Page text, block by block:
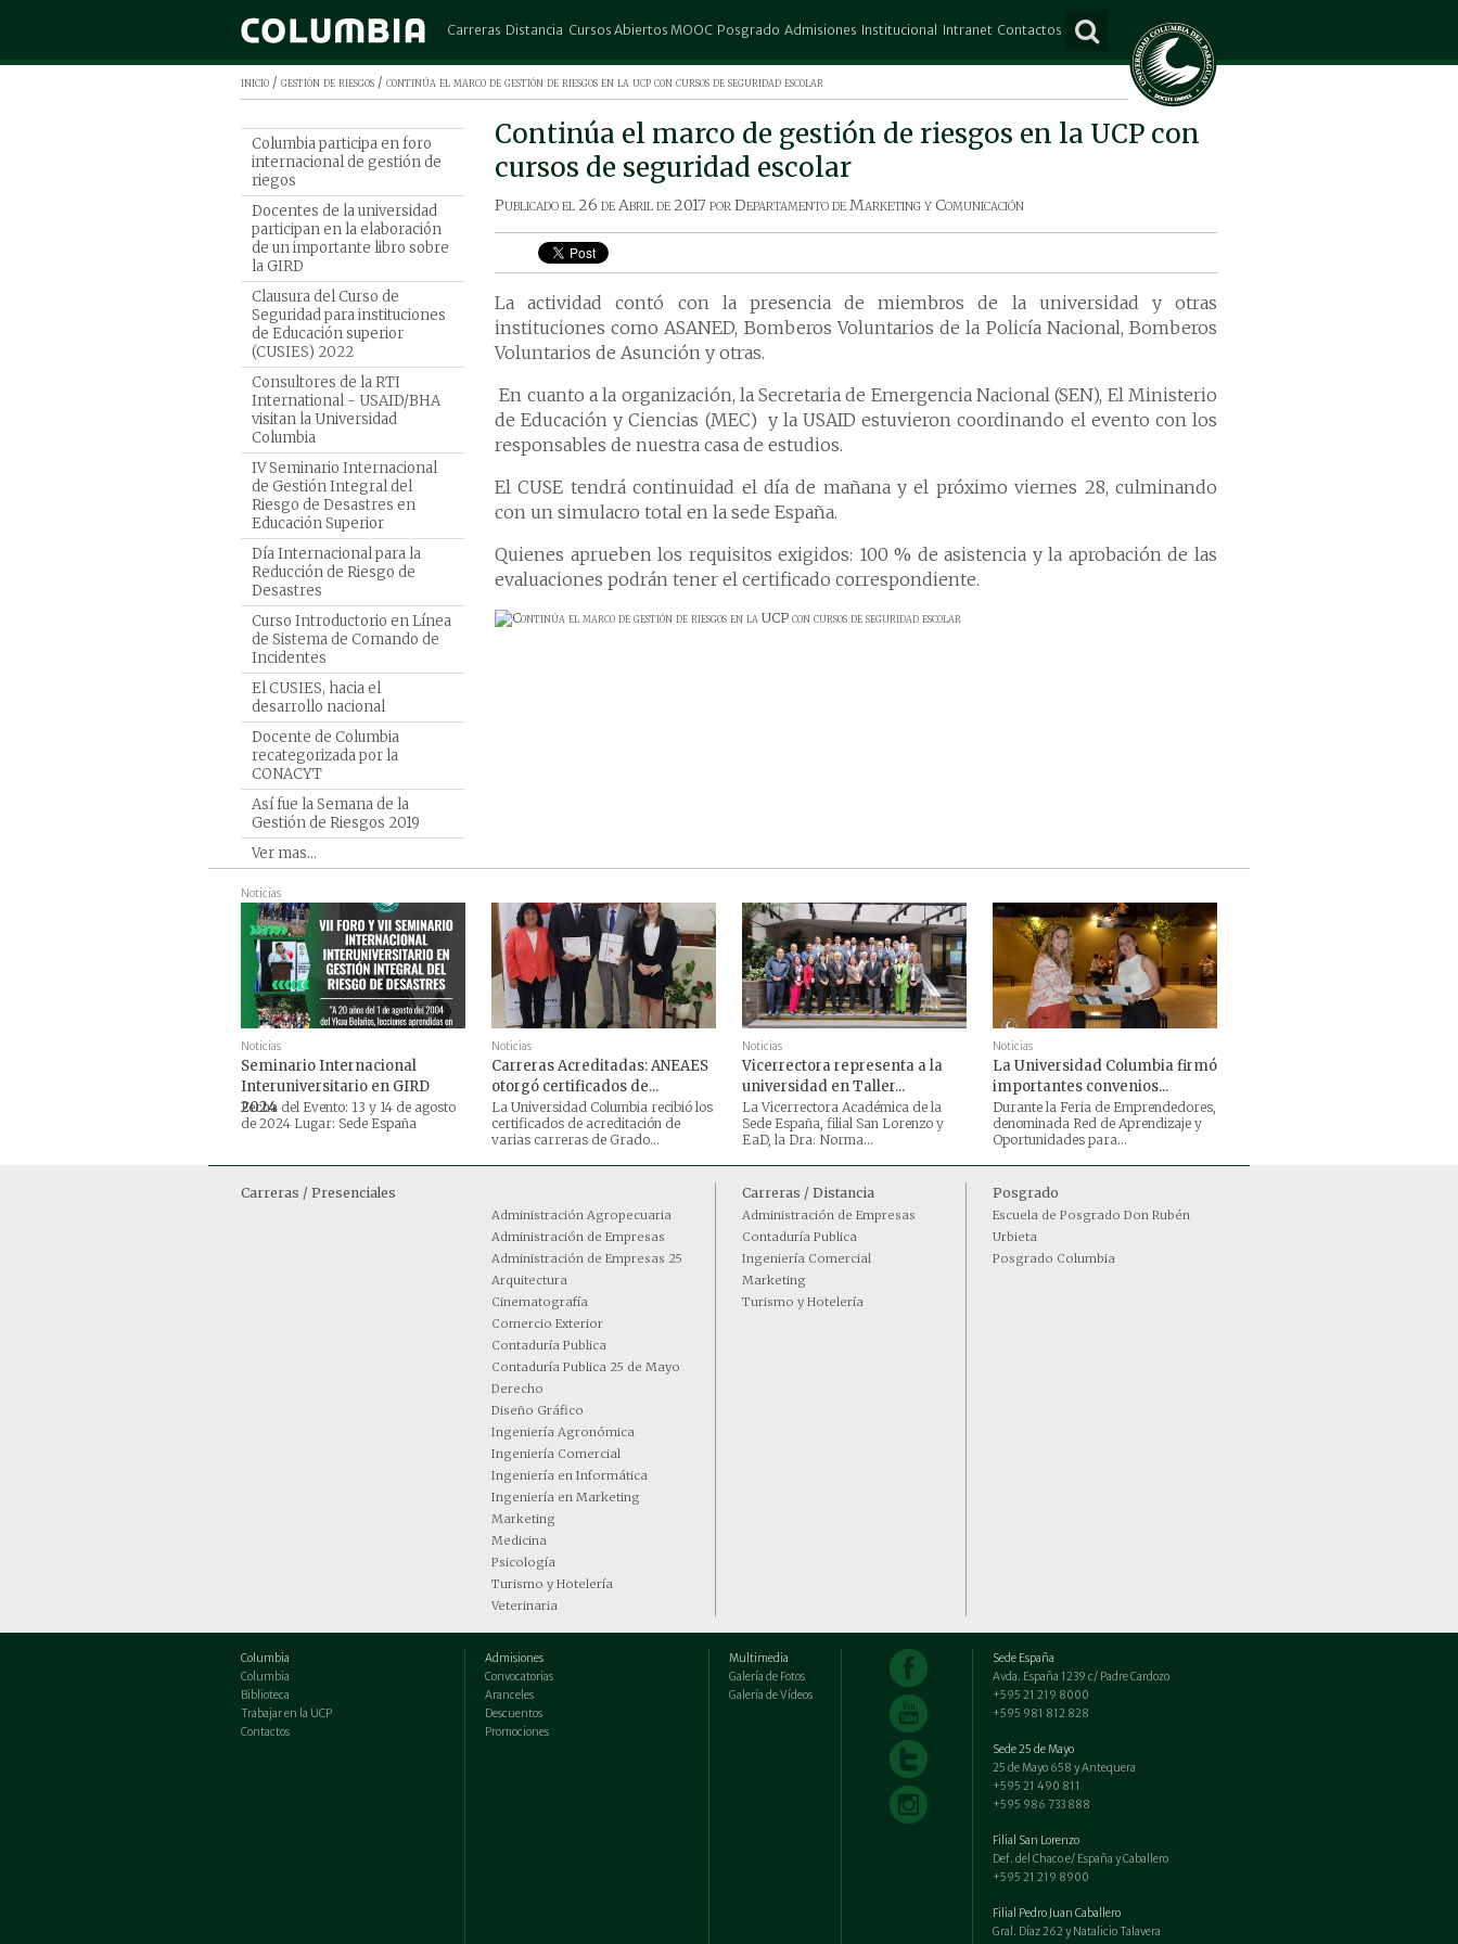
Carreras
Administración de Empresas
Cinematografía
Comercio Exterior
Contaduría Publica
Diseño Gráfico
Ingeniería Agronómica
Ingeniería Comercial
Ingeniería en Informática
Ingeniería en Marketing
Marketing
Medicina
Turismo y Hotelería
Veterinaria
Distancia
Administración de Empresas
Ingeniería Comercial
Marketing
Turismo y Hotelería
Cursos Abiertos MOOC Posgrado
Escuela de Posgrado Don Rubén
Posgrado Columbia
Admisiones
Preinscripción
Convocatorias
Aranceles
Descuentos
Institucional
Trabajar en la UCP
Revista Científica
Intranet
San Lorenzo
Contactos
inicio / gestión de riesgos / continúa el marco de gestión de riesgos en la ucp con cursos de seguridad escolar
Columbia participa en foro
internacional de gestión de
riegos
Docentes de la universidad
participan en la elaboración
de un importante libro sobre
la GIRD
Clausura del Curso de
Seguridad para instituciones
de Educación superior
(CUSIES) 2022
Consultores de la RTI
International - USAID/BHA
visitan la Universidad
Columbia
IV Seminario Internacional
de Gestión Integral del
Riesgo de Desastres en
Educación Superior
Día Internacional para la
Reducción de Riesgo de
Desastres
Curso Introductorio en Línea
de Sistema de Comando de
Incidentes
El CUSIES, hacia el
desarrollo nacional
Docente de Columbia
recategorizada por la
CONACYT
Así fue la Semana de la
Gestión de Riesgos 2019
Ver mas...
Continúa el marco de gestión de riesgos en la UCP con
cursos de seguridad escolar
Publicado el26 de Abril de 2017porDepartamento de Marketing y Comunicación
La actividad contó con la presencia de miembros de la universidad y otras
instituciones como ASANED, Bomberos Voluntarios de la Policía Nacional, Bomberos
Voluntarios de Asunción y otras.
En cuanto a la organización, la Secretaria de Emergencia Nacional (SEN), El Ministerio
de Educación y Ciencias (MEC) y la USAID estuvieron coordinando el evento con los
responsables de nuestra casa de estudios.
El CUSE tendrá continuidad el día de mañana y el próximo viernes 28, culminando
con un simulacro total en la sede España.
Quienes aprueben los requisitos exigidos: 100 % de asistencia y la aprobación de las
evaluaciones podrán tener el certificado correspondiente.
Noticias
Noticias
Seminario Internacional
Interuniversitario en GIRD
2024
Fecha del Evento: 13 y 14 de agosto
de 2024 Lugar: Sede España
Noticias
Carreras Acreditadas: ANEAES
otorgó certificados de...
La Universidad Columbia recibió los
certificados de acreditación de
varias carreras de Grado...
Noticias
Vicerrectora representa a la
universidad en Taller...
La Vicerrectora Académica de la
Sede España, filial San Lorenzo y
EaD, la Dra. Norma...
Noticias
La Universidad Columbia firmó
importantes convenios...
Durante la Feria de Emprendedores,
denominada Red de Aprendizaje y
Oportunidades para...
Carreras / Presenciales
Administración Agropecuaria
Administración de Empresas
Administración de Empresas 25
Arquitectura
Cinematografía
Comercio Exterior
Contaduría Publica
Contaduría Publica 25 de Mayo
Derecho
Diseño Gráfico
Ingeniería Agronómica
Ingeniería Comercial
Ingeniería en Informática
Ingeniería en Marketing
Marketing
Medicina
Psicología
Turismo y Hotelería
Veterinaria
Carreras / Distancia
Administración de Empresas
Contaduría Publica
Ingeniería Comercial
Marketing
Turismo y Hotelería
Posgrado
Escuela de Posgrado Don Rubén
Urbieta
Posgrado Columbia
Columbia
Columbia
Biblioteca
Trabajar en la UCP
Contactos
Admisiones
Convocatorias
Aranceles
Descuentos
Promociones
Multimedia
Galería de Fotos
Galería de Vídeos
Sede España
Avda. España 1239 c/ Padre Cardozo
+595 21 219 8000
+595 981 812 828
Sede 25 de Mayo
25 de Mayo 658 y Antequera
+595 21 490 811
+595 986 733 888
Filial San Lorenzo
Def. del Chaco e/ España y Caballero
+595 21 219 8900
Filial Pedro Juan Caballero
Gral. Díaz 262 y Natalicio Talavera